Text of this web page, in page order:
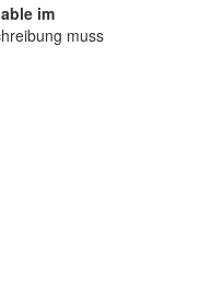
im
muss